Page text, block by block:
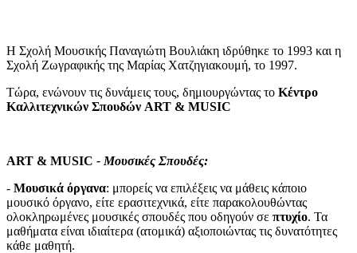
Η Σχολή Μουσικής Παναγιώτη Βουλιάκη ιδρύθηκε το 1993 και η
Σχολή Ζωγραφικής της Μαρίας Χατζηγιακουμή, το 1997.
Τώρα, ενώνουν τις δυνάμεις τους, δημιουργώντας το Κέντρο
Καλλιτεχνικών Σπουδών ART & MUSIC
ART & MUSIC - Μουσικές Σπουδές:
- Μουσικά όργανα: μπορείς να επιλέξεις να μάθεις κάποιο
μουσικό όργανο, είτε ερασιτεχνικά, είτε παρακολουθώντας
ολοκληρωμένες μουσικές σπουδές που οδηγούν σε πτυχίο. Τα
μαθήματα είναι ιδιαίτερα (ατομικά) αξιοποιώντας τις δυνατότητες
κάθε μαθητή.